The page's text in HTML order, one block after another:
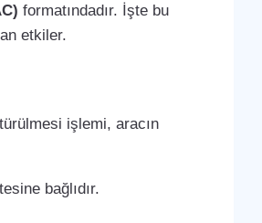
formatındadır. İşte bu
etkiler.
işlemi, aracın
bağlıdır.